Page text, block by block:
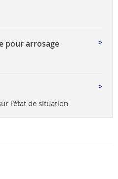
pour arrosage
l'état de situation